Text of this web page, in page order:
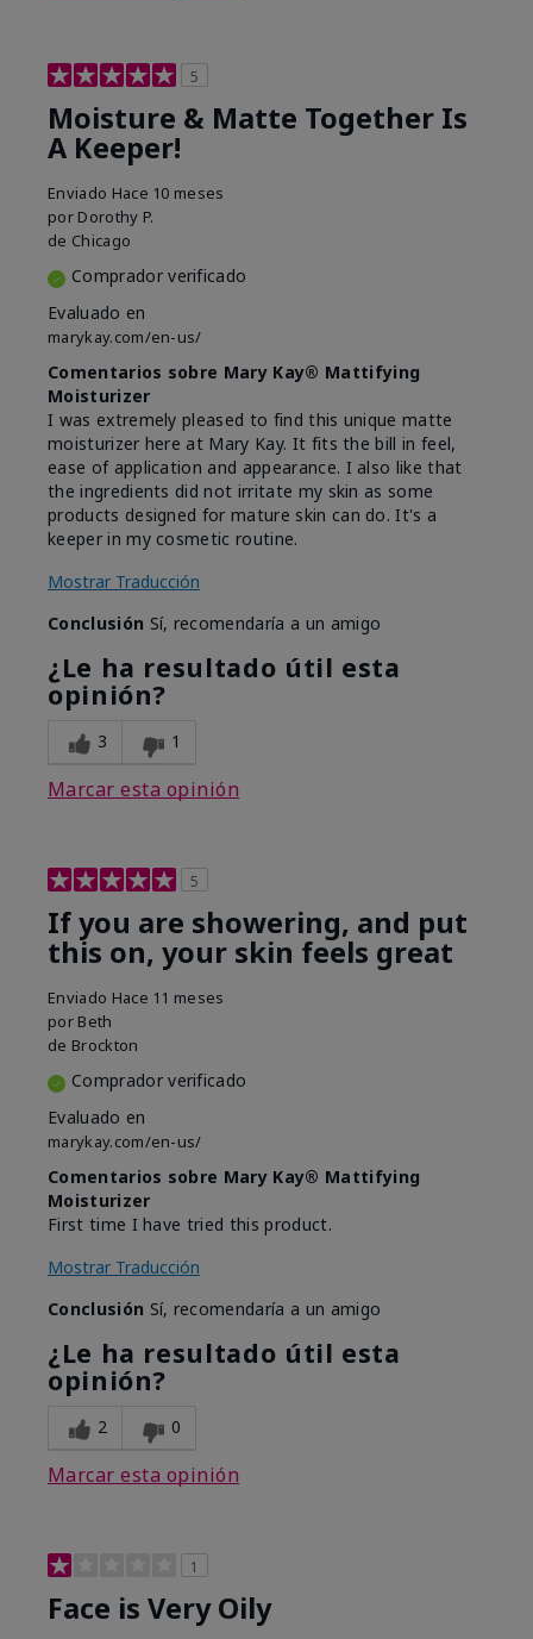
5
Moisture & Matte Together Is
A Keeper!
Enviado Hace 10 meses
por Dorothy P.
de Chicago
Comprador verificado
Evaluado en
marykay.com/en-us/
Comentarios sobre Mary Kay® Mattifying
Moisturizer
I was extremely pleased to find this unique matte
moisturizer here at Mary Kay. It fits the bill in feel,
ease of application and appearance. I also like that
the ingredients did not irritate my skin as some
products designed for mature skin can do. It's a
keeper in my cosmetic routine.
Mostrar Traducción
Conclusión Sí, recomendaría a un amigo
¿Le ha resultado útil esta
opinión?
3 1
Marcar esta opinión
5
If you are showering, and put
this on, your skin feels great
Enviado Hace 11 meses
por Beth
de Brockton
Comprador verificado
Evaluado en
marykay.com/en-us/
Comentarios sobre Mary Kay® Mattifying
Moisturizer
First time I have tried this product.
Mostrar Traducción
Conclusión Sí, recomendaría a un amigo
¿Le ha resultado útil esta
opinión?
2 0
Marcar esta opinión
1
Face is Very Oily